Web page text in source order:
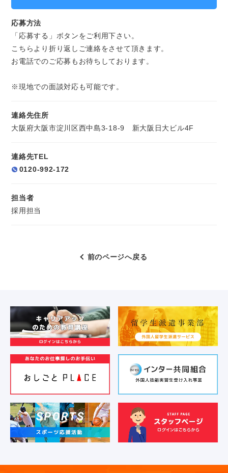
応募方法
「応募する」ボタンをご利用下さい。
こちらより折り返しご連絡をさせて頂きます。
お電話でのご応募もお待ちしております。
※現地での面談対応も可能です。
連絡先住所
大阪府大阪市淀川区西中島3-18-9 新大阪日大ビル4F
連絡先TEL
0120-992-172
担当者
採用担当
前のページへ戻る